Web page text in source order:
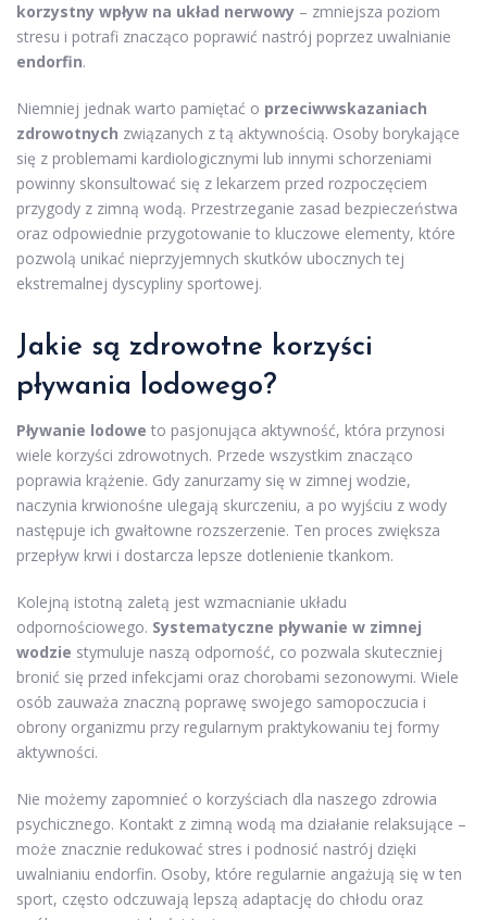
korzystny wpływ na układ nerwowy – zmniejsza poziom
stresu i potrafi znacząco poprawić nastrój poprzez uwalnianie
endorfin.
Niemniej jednak warto pamiętać o przeciwwskazaniach
zdrowotnych związanych z tą aktywnością. Osoby borykające
się z problemami kardiologicznymi lub innymi schorzeniami
powinny skonsultować się z lekarzem przed rozpoczęciem
przygody z zimną wodą. Przestrzeganie zasad bezpieczeństwa
oraz odpowiednie przygotowanie to kluczowe elementy, które
pozwolą unikać nieprzyjemnych skutków ubocznych tej
ekstremalnej dyscypliny sportowej.
Jakie są zdrowotne korzyści
pływania lodowego?
Pływanie lodowe to pasjonująca aktywność, która przynosi
wiele korzyści zdrowotnych. Przede wszystkim znacząco
poprawia krążenie. Gdy zanurzamy się w zimnej wodzie,
naczynia krwionośne ulegają skurczeniu, a po wyjściu z wody
następuje ich gwałtowne rozszerzenie. Ten proces zwiększa
przepływ krwi i dostarcza lepsze dotlenienie tkankom.
Kolejną istotną zaletą jest wzmacnianie układu
odpornościowego. Systematyczne pływanie w zimnej
wodzie stymuluje naszą odporność, co pozwala skuteczniej
bronić się przed infekcjami oraz chorobami sezonowymi. Wiele
osób zauważa znaczną poprawę swojego samopoczucia i
obrony organizmu przy regularnym praktykowaniu tej formy
aktywności.
Nie możemy zapomnieć o korzyściach dla naszego zdrowia
psychicznego. Kontakt z zimną wodą ma działanie relaksujące –
może znacznie redukować stres i podnosić nastrój dzięki
uwalnianiu endorfin. Osoby, które regularnie angażują się w ten
sport, często odczuwają lepszą adaptację do chłodu oraz